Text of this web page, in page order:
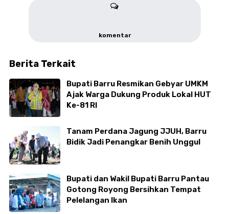
komentar
Berita Terkait
Bupati Barru Resmikan Gebyar UMKM
Ajak Warga Dukung Produk Lokal HUT
Ke-81 RI
Tanam Perdana Jagung JJUH, Barru
Bidik Jadi Penangkar Benih Unggul
Bupati dan Wakil Bupati Barru Pantau
Gotong Royong Bersihkan Tempat
Pelelangan Ikan